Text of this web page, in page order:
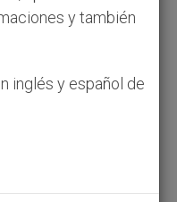
y también
inglés y español de